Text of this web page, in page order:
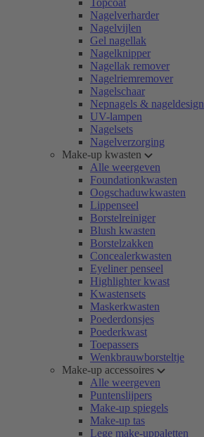
Topcoat
Nagelverharder
Nagelvijlen
Gel nagellak
Nagelknipper
Nagellak remover
Nagelriemremover
Nagelschaar
Nepnagels & nageldesign
UV-lampen
Nagelsets
Nagelverzorging
Make-up kwasten
Alle weergeven
Foundationkwasten
Oogschaduwkwasten
Lippenseel
Borstelreiniger
Blush kwasten
Borstelzakken
Concealerkwasten
Eyeliner penseel
Highlighter kwast
Kwastensets
Maskerkwasten
Poederdonsjes
Poederkwast
Toepassers
Wenkbrauwborsteltje
Make-up accessoires
Alle weergeven
Puntenslijpers
Make-up spiegels
Make-up tas
Lege make-uppaletten